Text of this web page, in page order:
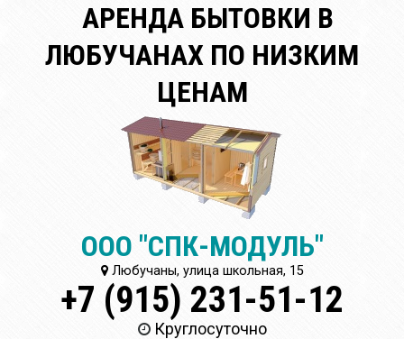
АРЕНДА БЫТОВКИ В
ЛЮБУЧАНАХ ПО НИЗКИМ
ЦЕНАМ
ООО "СПК-МОДУЛЬ"
Любучаны, улица школьная, 15
+7 (915) 231-51-12
Круглосуточно